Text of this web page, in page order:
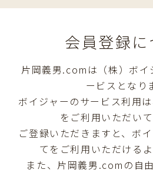
会員登録に
片岡義男.comは（株）ボイ
ービスとなり
ボイジャーのサービス利用は
をご利用いただいて
ご登録いただきますと、ボ
てをご利用いただけるよ
また、片岡義男.comの自